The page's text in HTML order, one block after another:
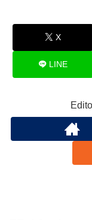
X
LINE